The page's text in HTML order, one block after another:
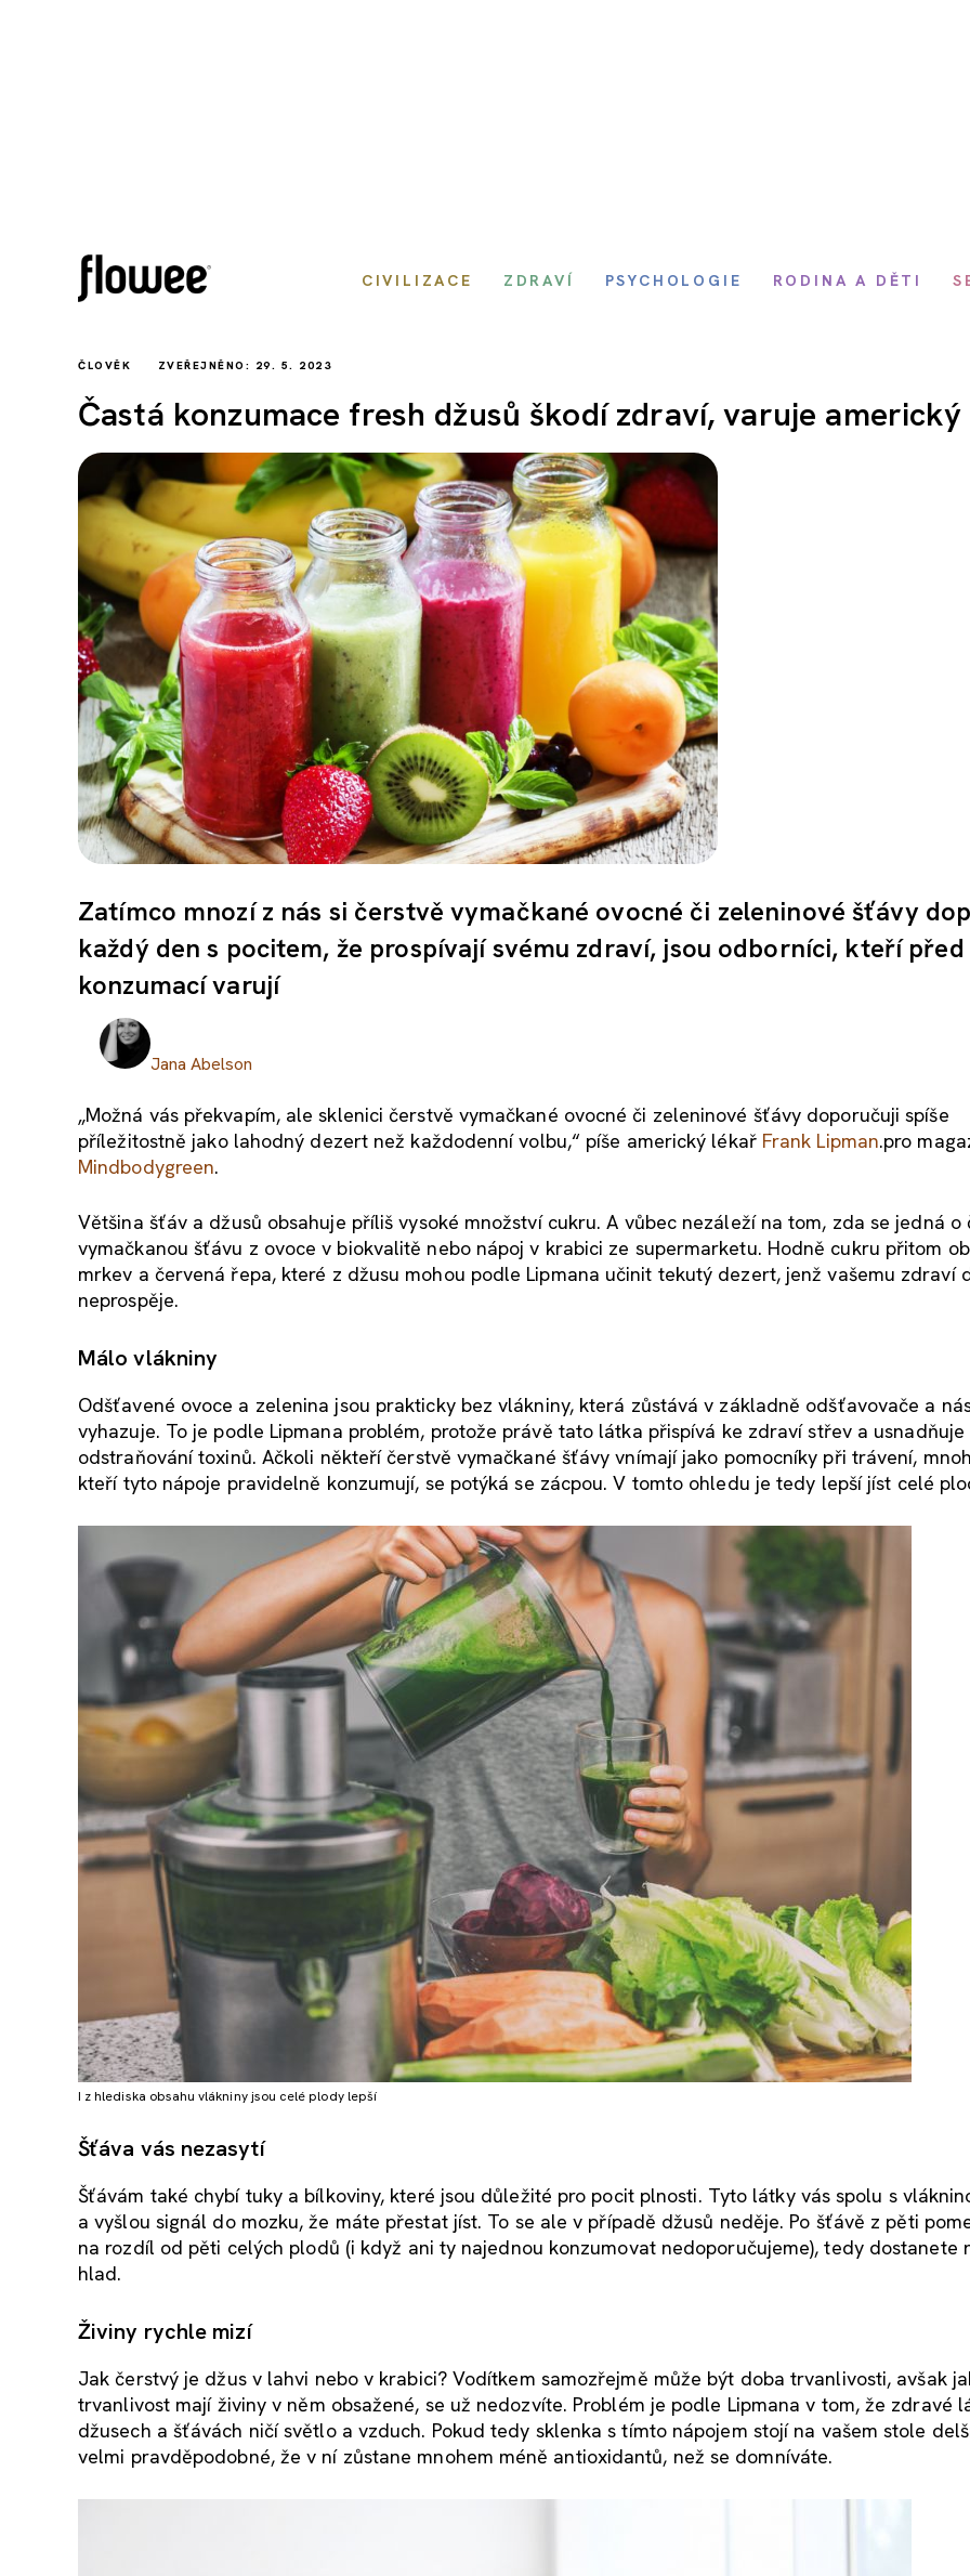
CIVILIZACE ZDRAVÍ PSYCHOLOGIE RODINA A DĚTI
ČLOVĚK ZVEŘEJNĚNO: 29. 5. 2023
Častá konzumace fresh džusů škodí zdraví, varuje
Zatímco mnozí z nás si čerstvě vymačkané ovocné či zeleninové šťávy
každý den s pocitem, že prospívají svému zdraví, jsou odborníci, kteří
konzumací varují
Jana Abelson
„Možná vás překvapím, ale sklenici čerstvě vymačkané ovocné či zeleninové šťávy doporučuji spíše
příležitostně jako lahodný dezert než každodenní volbu,“ píše americký lékař Frank Lipman.pro
Mindbodygreen.
Většina šťáv a džusů obsahuje příliš vysoké množství cukru. A vůbec nezáleží na tom, zda se jedná o
vymačkanou šťávu z ovoce v biokvalitě nebo nápoj v krabici ze supermarketu. Hodně cukru přitom
mrkev a červená řepa, které z džusu mohou podle Lipmana učinit tekutý dezert, jenž vašemu zdraví
neprospěje.
Málo vlákniny
Odšťavené ovoce a zelenina jsou prakticky bez vlákniny, která zůstává v základně odšťavovače a
vyhazuje. To je podle Lipmana problém, protože právě tato látka přispívá ke zdraví střev a usnadňuje
odstraňování toxinů. Ačkoli někteří čerstvě vymačkané šťávy vnímají jako pomocníky při trávení,
kteří tyto nápoje pravidelně konzumují, se potýká se zácpou. V tomto ohledu je tedy lepší jíst celé
I z hlediska obsahu vlákniny jsou celé plody lepší
Šťáva vás nezasytí
Šťávám také chybí tuky a bílkoviny, které jsou důležité pro pocit plnosti. Tyto látky vás spolu s
a vyšlou signál do mozku, že máte přestat jíst. To se ale v případě džusů neděje. Po šťávě z pěti
na rozdíl od pěti celých plodů (i když ani ty najednou konzumovat nedoporučujeme), tedy dostanete
hlad.
Živiny rychle mizí
Jak čerstvý je džus v lahvi nebo v krabici? Vodítkem samozřejmě může být doba trvanlivosti, avšak
trvanlivost mají živiny v něm obsažené, se už nedozvíte. Problém je podle Lipmana v tom, že zdravé
džusech a šťávách ničí světlo a vzduch. Pokud tedy sklenka s tímto nápojem stojí na vašem stole
velmi pravděpodobné, že v ní zůstane mnohem méně antioxidantů, než se domníváte.